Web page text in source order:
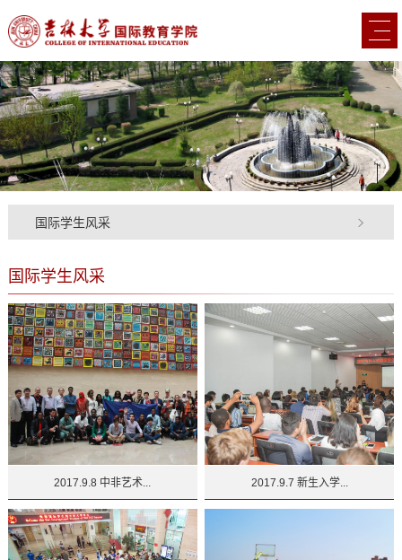
国际学生风采
国际学生风采
2017.9.8 中非艺术... 2017.9.7 新生入学...